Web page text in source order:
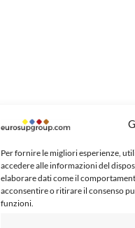
Per fornire le migliori esperienze,
accedere alle informazioni del
elaborare dati come il
acconsentire o ritirare il consenso
funzioni.
Metodi